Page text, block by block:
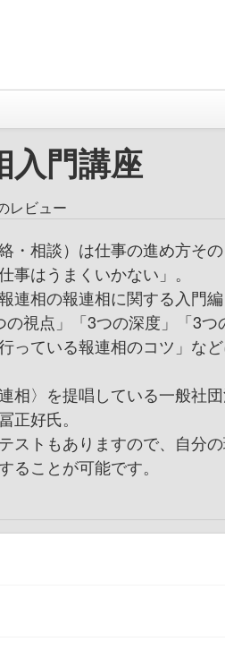
入門講座
レビュー
・相談）は仕事の進め方そ
事はうまくいかない」。
連相の報連相に関する入門
視点」「3つの深度」「3つ
っている報連相のコツ」な
相〉を提唱している一般社
正好氏。
ストもありますので、自分
ることが可能です。